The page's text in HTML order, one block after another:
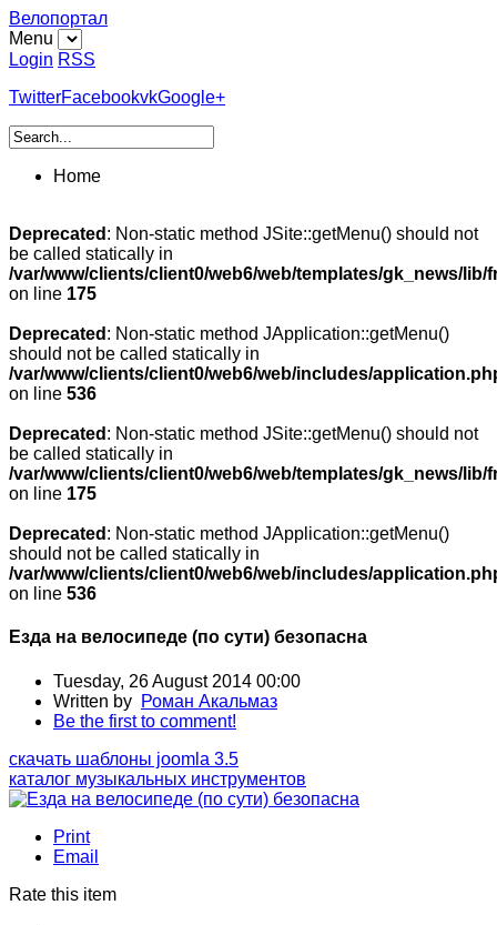
Велопортал
Menu
Login RSS
TwitterFacebookvkGoogle+
Home
Deprecated : Non-static method JSite::getMenu() should not
be called statically in
/var/www/clients/client0/web6/web/templates/gk_news/
on line 175
Deprecated : Non-static method JApplication::getMenu()
should not be called statically in
/var/www/clients/client0/web6/web/includes/
on line 536
Deprecated : Non-static method JSite::getMenu() should not
be called statically in
/var/www/clients/client0/web6/web/templates/gk_news/
on line 175
Deprecated : Non-static method JApplication::getMenu()
should not be called statically in
/var/www/clients/client0/web6/web/includes/
on line 536
Езда на велосипеде (по сути) безопасна
Tuesday, 26 August 2014 00:00
Written by Роман Акальмаз
Be the first to comment!
скачать шаблоны joomla 3.5
каталог музыкальных инструментов
Print
Email
Rate this item